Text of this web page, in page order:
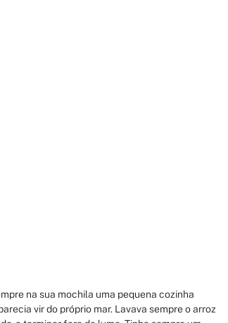
na sua mochila uma pequena cozinha
vir do próprio mar. Lavava sempre o arroz